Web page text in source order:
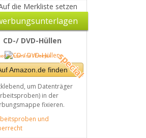
die Merkliste setzen
CD-/ DVD-Hüllen
by starline / Freepik
Amazon.de finden
um Datenträger
in der
fixieren.
und